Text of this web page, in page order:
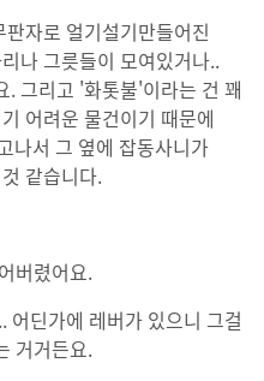
자로 얼기설기만들어진
나 그릇들이 모여있거나..
. 그리고 '화톳불'이라는 건 꽤
어려운 물건이기 때문에
나서 그 옆에 잡동사니가
같습니다.
버렸어요.
어딘가에 레버가 있으니 그걸
거거든요.